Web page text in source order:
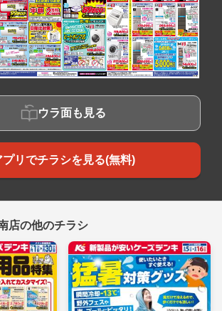
ウラ面も見る
プリでチラシを見る(無料)
店の他のチラシ